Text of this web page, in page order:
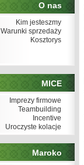
O nas
Kim jesteszmy
Warunki sprzedaży
Kosztorys
MICE
Imprezy firmowe
Teambuilding
Incentive
Uroczyste kolacje
Maroko